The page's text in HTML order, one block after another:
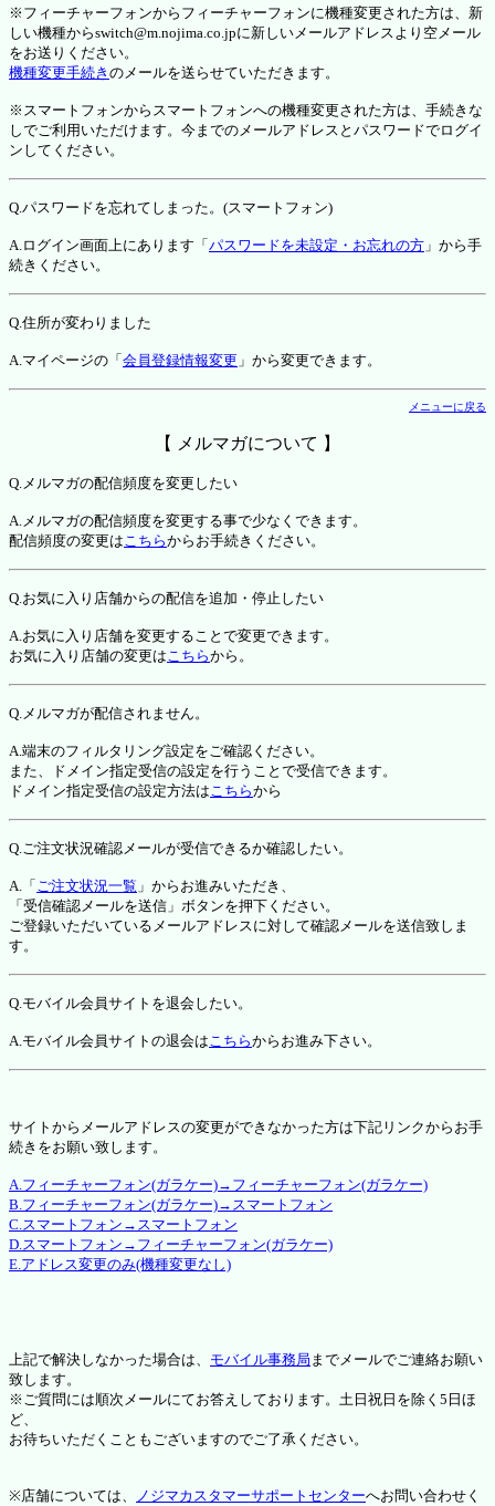
※フィーチャーフォンからフィーチャーフォンに機種変更された方は、新
しい機種からswitch@m.nojima.co.jpに新しいメールアドレスより空メール
をお送りください。
機種変更手続き のメールを送らせていただきます。
※スマートフォンからスマートフォンへの機種変更された方は、手続きな
しでご利用いただけます。今までのメールアドレスとパスワードでログイ
ンしてください。
Q.パスワードを忘れてしまった。(スマートフォン)
A.ログイン画面上にあります「 パスワードを未設定・お忘れの方 」から手
続きください。
Q.住所が変わりました
A.マイページの「 会員登録情報変更 」から変更できます。
メニューに戻る
【 メルマガについて 】
Q.メルマガの配信頻度を変更したい
A.メルマガの配信頻度を変更する事で少なくできます。
配信頻度の変更はこちらからお手続きください。
Q.お気に入り店舗からの配信を追加・停止したい
A.お気に入り店舗を変更することで変更できます。
お気に入り店舗の変更はこちらから。
Q.メルマガが配信されません。
A.端末のフィルタリング設定をご確認ください。
また、ドメイン指定受信の設定を行うことで受信できます。
ドメイン指定受信の設定方法はこちらから
Q.ご注文状況確認メールが受信できるか確認したい。
A.「 ご注文状況一覧 」からお進みいただき、
「受信確認メールを送信」ボタンを押下ください。
ご登録いただいているメールアドレスに対して確認メールを送信致しま
す。
Q.モバイル会員サイトを退会したい。
A.モバイル会員サイトの退会はこちらからお進み下さい。
サイトからメールアドレスの変更ができなかった方は下記リンクからお手
続きをお願い致します。
A.フィーチャーフォン(ガラケー)→フィーチャーフォン(ガラケー)
B.フィーチャーフォン(ガラケー)→スマートフォン
C.スマートフォン→スマートフォン
D.スマートフォン→フィーチャーフォン(ガラケー)
E.アドレス変更のみ(機種変更なし)
上記で解決しなかった場合は、 モバイル事務局 までメールでご連絡お願い
致します。
※ご質問には順次メールにてお答えしております。土日祝日を除く5日ほ
ど、
お待ちいただくこともございますのでご了承ください。
※店舗については、 ノジマカスタマーサポートセンターへお問い合わせく